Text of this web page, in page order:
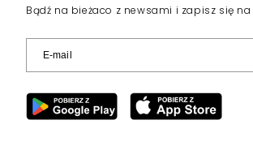
Bądź na bieżaco z newsami i zapisz się